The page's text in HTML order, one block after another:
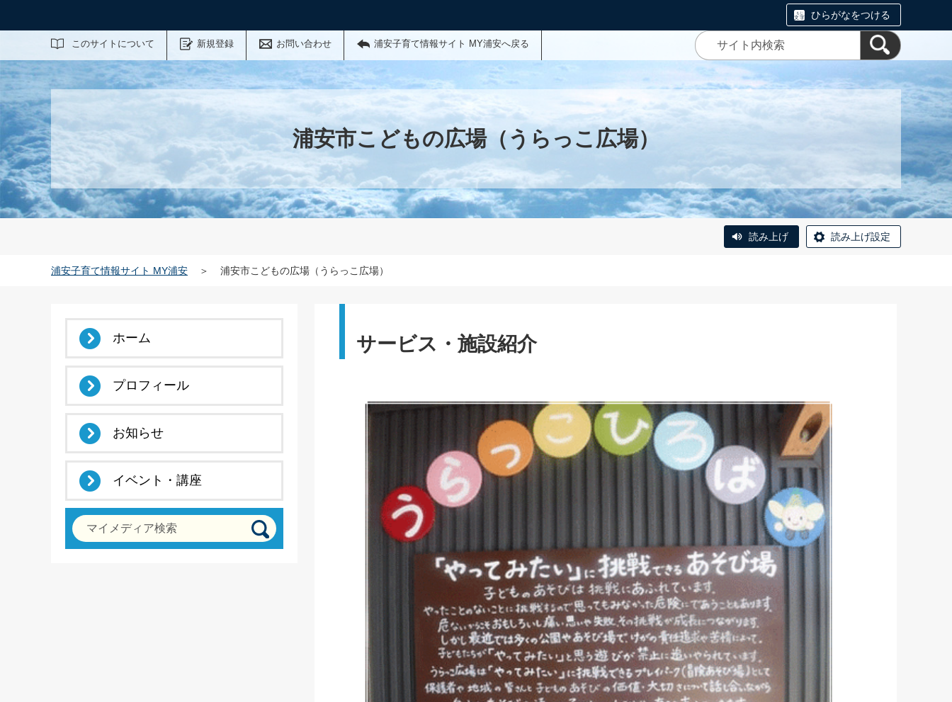
ひらがなをつける
このサイトについて 新規登録 お問い合わせ 浦安子育て情報サイト MY浦安へ戻る
サイト内検索
浦安市こどもの広場（うらっこ広場）
読み上げ 読み上げ設定
浦安子育て情報サイト MY浦安 ＞ 浦安市こどもの広場（うらっこ広場）
サービス・施設紹介
ホーム
プロフィール
お知らせ
イベント・講座
マイメディア検索